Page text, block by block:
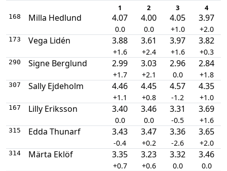
1 2 3 4
168 Milla Hedlund 4.07
0.0
4.00
0.0
4.05
+1.0
3.97
+2.0
173 Vega Lidén 3.88
+1.6
3.61
+2.4
3.97
+1.6
3.82
+0.3
290 Signe Berglund 2.99
+1.7
3.03
+2.1
2.96
0.0
2.84
+1.8
307 Sally Ejdeholm 4.46
+1.1
4.45
+0.8
4.57
-1.2
4.35
+1.0
167 Lilly Eriksson 3.40
0.0
3.46
0.0
3.31
-0.5
3.69
+1.6
315 Edda Thunarf 3.43
-0.4
3.47
+0.2
3.36
-2.6
3.65
+2.0
314 Märta Eklöf 3.35
+0.7
3.23
+0.6
3.32
0.0
3.46
0.0